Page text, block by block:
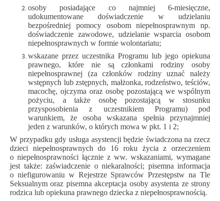
osoby posiadające co najmniej 6-miesięczne,
udokumentowane doświadczenie w udzielaniu
bezpośredniej pomocy osobom niepełnosprawnym np.
doświadczenie zawodowe, udzielanie wsparcia osobom
niepełnosprawnych w formie wolontariatu;
wskazane przez uczestnika Programu lub jego opiekuna
prawnego, które nie są członkami rodziny osoby
niepełnosprawnej (za członków rodziny uznać należy
wstępnych lub zstępnych, małżonka, rodzeństwo, teściów,
macochę, ojczyma oraz osobę pozostającą we wspólnym
pożyciu, a także osobę pozostającą w stosunku
przysposobienia z uczestnikiem Programu) pod
warunkiem, że osoba wskazana spełnia przynajmniej
jeden z warunków, o których mowa w pkt. 1 i 2;
W przypadku gdy usługa asystencji będzie świadczona na rzecz
dzieci niepełnosprawnych do 16 roku życia z orzeczeniem
o niepełnosprawności łącznie z ww. wskazaniami, wymagane
jest także: zaświadczenie o niekaralności; pisemna informacja
o niefigurowaniu w Rejestrze Sprawców Przestępstw na Tle
Seksualnym oraz pisemna akceptacja osoby asystenta ze strony
rodzica lub opiekuna prawnego dziecka z niepełnosprawnością.